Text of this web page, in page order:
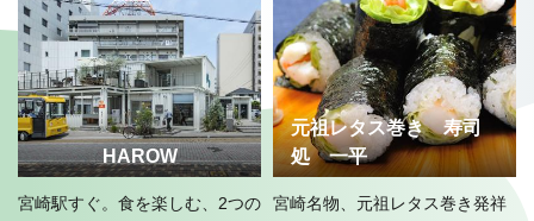
HAROW
宮崎駅すぐ。食を楽しむ、2つの
元祖レタス巻き 寿司
処 一平
宮崎名物、元祖レタス巻き発祥